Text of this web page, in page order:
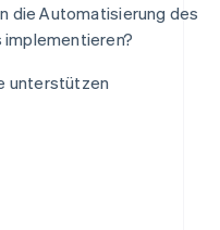
die Automatisierung des
unterstützen